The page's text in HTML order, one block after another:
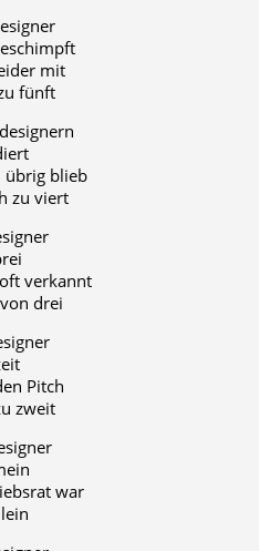
mit
fünft
übrig blieb
zu viert
verkannt
drei
Pitch
zweit
war